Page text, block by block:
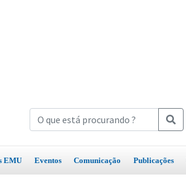
EMU Eventos Comunicação Publicações